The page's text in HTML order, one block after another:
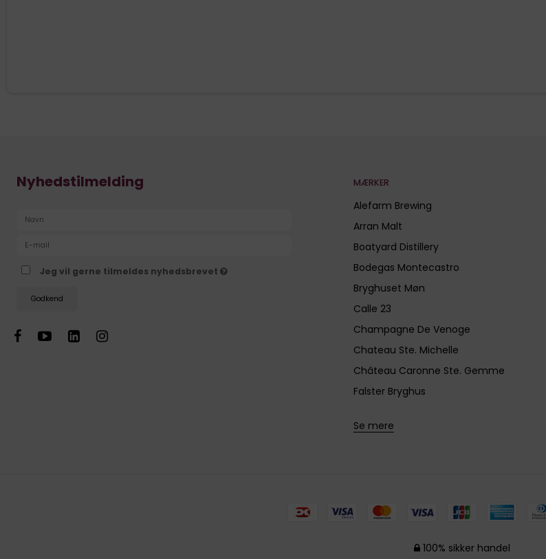
Nyhedstilmelding
Jeg vil gerne tilmeldes nyhedsbrevet
Godkend
MÆRKER
Alefarm Brewing
Arran Malt
Boatyard Distillery
Bodegas Montecastro
Bryghuset Møn
Calle 23
Champagne De Venoge
Chateau Ste. Michelle
Château Caronne Ste. Gemme
Falster Bryghus
Se mere
100% sikker handel